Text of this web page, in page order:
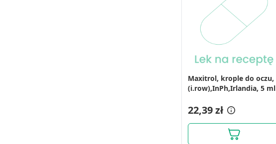
Maxitrol, krople do oczu,
(i.row),InPh,Irlandia, 5 ml
22,39 zł